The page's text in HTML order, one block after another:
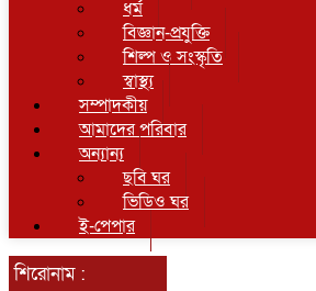
ধর্ম
বিজ্ঞান-প্রযুক্তি
শিল্প ও সংস্কৃতি
স্বাস্থ্য
সম্পাদকীয়
আমাদের পরিবার
অন্যান্য
ছবি ঘর
ভিডিও ঘর
ই-পেপার
শিরোনাম :